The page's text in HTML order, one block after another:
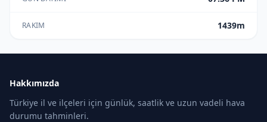
RAKIM 1439m
Hakkımızda
Türkiye il ve ilçeleri için günlük, saatlik ve uzun vadeli hava
durumu tahminleri.